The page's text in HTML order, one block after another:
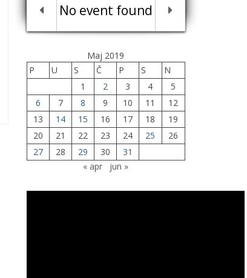
No event found
Maj 2019
P
U S Č P S
N
1
2 3 4
5
6
7 8 9 10 11
12
13
14 15 16 17 18
19
20
21 22 23 24 25
26
27
28 29 30
31
« apr
jun »